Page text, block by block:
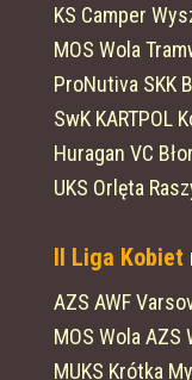
KS Camper
MOS Wola
ProNutiva SKK
SwK KARTPOL
Huragan VC
UKS Orlęta
II Liga Kobiet
AZS AWF
MOS Wola AZS
MUKS Krótka